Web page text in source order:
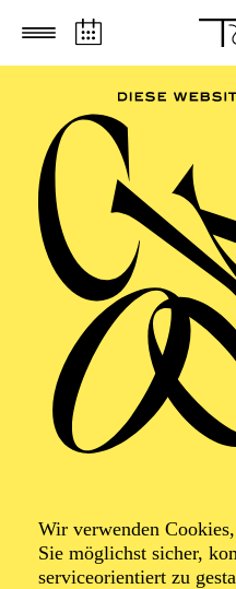
Zum Hauptinhalt springen
Wir verwenden
Sie möglichst sicher,
serviceorientiert zu